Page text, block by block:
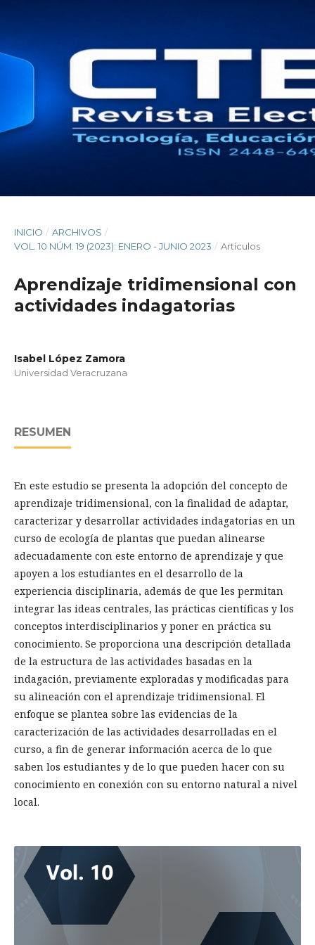
INICIO / ARCHIVOS /
VOL. 10 NÚM. 19 (2023): ENERO - JUNIO 2023 / Artículos
Aprendizaje tridimensional con
actividades indagatorias
Isabel López Zamora
Universidad Veracruzana
RESUMEN
En este estudio se presenta la adopción del concepto de
aprendizaje tridimensional, con la finalidad de adaptar,
caracterizar y desarrollar actividades indagatorias en un
curso de ecología de plantas que puedan alinearse
adecuadamente con este entorno de aprendizaje y que
apoyen a los estudiantes en el desarrollo de la
experiencia disciplinaria, además de que les permitan
integrar las ideas centrales, las prácticas científicas y los
conceptos interdisciplinarios y poner en práctica su
conocimiento. Se proporciona una descripción detallada
de la estructura de las actividades basadas en la
indagación, previamente exploradas y modificadas para
su alineación con el aprendizaje tridimensional. El
enfoque se plantea sobre las evidencias de la
caracterización de las actividades desarrolladas en el
curso, a fin de generar información acerca de lo que
saben los estudiantes y de lo que pueden hacer con su
conocimiento en conexión con su entorno natural a nivel
local.